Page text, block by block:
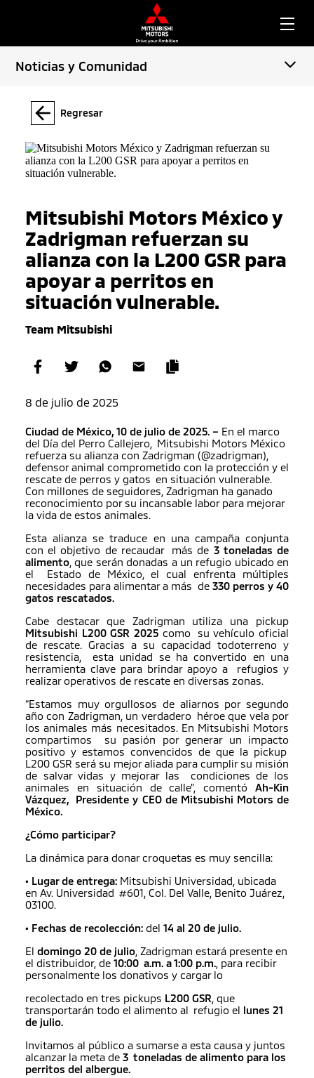
Noticias y Comunidad
Regresar
Mitsubishi Motors México y
Zadrigman refuerzan su
alianza con la L200 GSR para
apoyar a perritos en
situación vulnerable.
Team Mitsubishi
8 de julio de 2025
Ciudad de México, 10 de julio de 2025. – En el marco
del Día del Perro Callejero, Mitsubishi Motors México
refuerza su alianza con Zadrigman (@zadrigman),
defensor animal comprometido con la protección y el
rescate de perros y gatos en situación vulnerable.
Con millones de seguidores, Zadrigman ha ganado
reconocimiento por su incansable labor para mejorar
la vida de estos animales.
Esta alianza se traduce en una campaña conjunta
con el objetivo de recaudar más de 3 toneladas de
alimento, que serán donadas a un refugio ubicado en
el Estado de México, el cual enfrenta múltiples
necesidades para alimentar a más de 330 perros y 40
gatos rescatados.
Cabe destacar que Zadrigman utiliza una pickup
Mitsubishi L200 GSR 2025como su vehículo oficial
de rescate. Gracias a su capacidad todoterreno y
resistencia, esta unidad se ha convertido en una
herramienta clave para brindar apoyo a refugios y
realizar operativos de rescate en diversas zonas.
“Estamos muy orgullosos de aliarnos por segundo
año con Zadrigman, un verdadero héroe que vela por
los animales más necesitados. En Mitsubishi Motors
compartimos su pasión por generar un impacto
positivo y estamos convencidos de que la pickup
L200 GSR será su mejor aliada para cumplir su misión
de salvar vidas y mejorar las condiciones de los
animales en situación de calle”, comentó Ah-Kin
Vázquez, Presidente y CEO de Mitsubishi Motors de
México.
¿Cómo participar?
La dinámica para donar croquetas es muy sencilla:
• Lugar de entrega: Mitsubishi Universidad, ubicada
en Av. Universidad #601, Col. Del Valle, Benito Juárez,
03100.
• Fechas de recolección: del 14 al 20 de julio.
El domingo 20 de julio, Zadrigman estará presente en
el distribuidor, de 10:00 a.m. a 1:00 p.m., para recibir
personalmente los donativos y cargar lo
recolectado en tres pickups L200 GSR, que
transportarán todo el alimento al refugio el lunes 21
de julio.
Invitamos al público a sumarse a esta causa y juntos
alcanzar la meta de 3 toneladas de alimento para los
perritos del albergue.